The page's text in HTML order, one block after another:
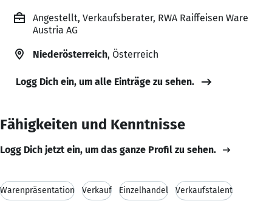
Angestellt, Verkaufsberater, RWA Raiffeisen Ware
Austria AG
Niederösterreich, Österreich
Logg Dich ein, um alle Einträge zu sehen.
Fähigkeiten und Kenntnisse
Logg Dich jetzt ein, um das ganze Profil zu sehen.
Warenpräsentation Verkauf Einzelhandel Verkaufstalent